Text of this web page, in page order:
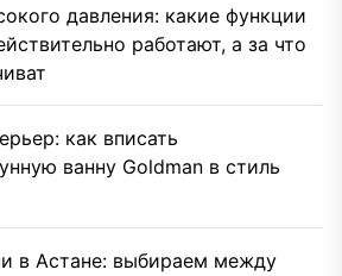
давления: какие функции
работают, а за что
как вписать
ванну Goldman в стиль
в Астане: выбираем между